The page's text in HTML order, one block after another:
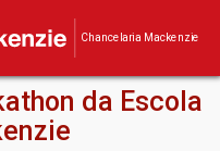
Chancelaria Mackenzie
da Escola